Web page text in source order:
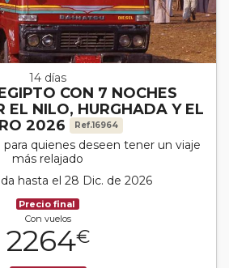
14 días
CON 7 NOCHES
EL NILO, HURGHADA Y EL
2026
Ref.16964
quienes deseen tener un viaje
más relajado
hasta el 28 Dic. de 2026
Precio final
Con vuelos
2264€